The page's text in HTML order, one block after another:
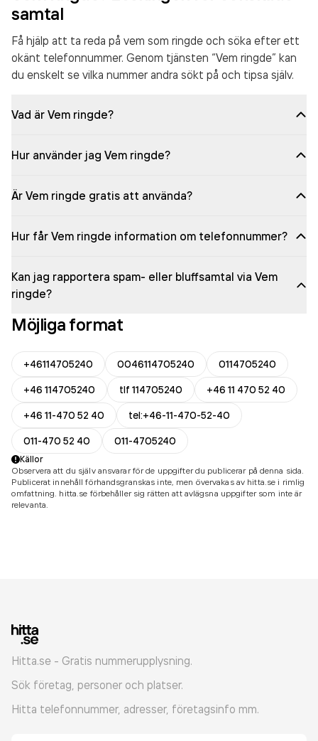
samtal
Få hjälp att ta reda på vem som ringde och söka efter ett
okänt telefonnummer. Genom tjänsten “Vem ringde” kan
du enskelt se vilka nummer andra sökt på och tipsa själv.
Vad är Vem ringde?
Hur använder jag Vem ringde?
Är Vem ringde gratis att använda?
Hur får Vem ringde information om telefonnummer?
Kan jag rapportera spam- eller bluffsamtal via Vem
ringde?
Möjliga format
+46114705240 0046114705240
0114705240
+46 114705240
tlf 114705240
+46 11 470 52 40
+46 11-470 52 40
tel:+46-11-470-52-40
011-470 52 40
011-4705240
Källor
Observera att du själv ansvarar för de uppgifter du publicerar på denna sida.
Publicerat innehåll förhandsgranskas inte, men övervakas av hitta.se i rimlig
omfattning. hitta.se förbehåller sig rätten att avlägsna uppgifter som inte är
relevanta.
Hitta.se - Gratis nummerupplysning.
Sök företag, personer och platser.
Hitta telefonnummer, adresser, företagsinfo mm.